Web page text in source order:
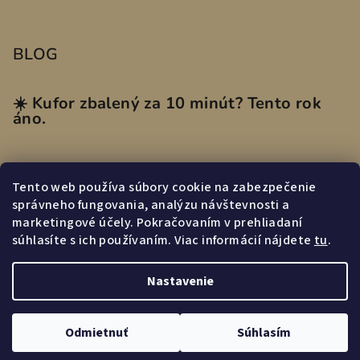
Tento web používa súbory cookie na zabezpečenie
správneho fungovania, analýzu návštevnosti a
marketingové účely. Pokračovaním v prehliadaní
súhlasíte s ich používaním. Viac informácií nájdete tu.
Nastavenie
Odmietnuť Súhlasím
BLOG
☀️ Kufor zbalený za 10 minút? Tento rok
áno.
Prijímame online platby
miasmi.sk. Všetky práva vyhradené.
Vytvoril Shoptet